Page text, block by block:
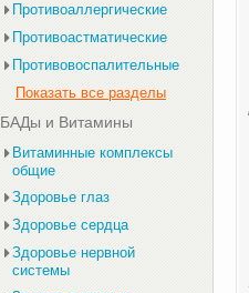
Противоаллергические
Противоастматические
Противовоспалительные
Показать все разделы
БАДы и Витамины
Витаминные комплексы
общие
Здоровье глаз
Здоровье сердца
Здоровье нервной
системы